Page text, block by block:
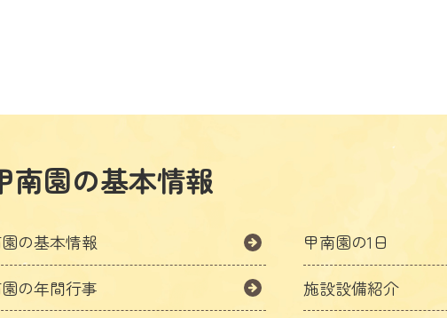
南園の基本情報
の基本情報
甲南園の1日
の年間行事
施設設備紹介